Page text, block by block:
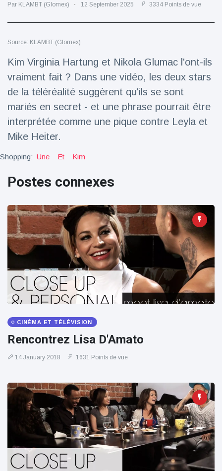
2023 Citroën
ë-C3 Reveal
Points de vue
dérivé de la
One-Off de
18 March
Lotus dévoile
première
Hyper-GT
100électrique
18 March
22
Points de vue
Par KLAMBT (Glomex) 12 September 2025 3334 Points de vue
Source: KLAMBT (Glomex)
Kim Virginia Hartung et Nikola Glumac l'ont-ils
vraiment fait ? Dans une vidéo, les deux stars
de la téléréalité suggèrent qu'ils se sont
mariés en secret - et une phrase pourrait être
interprétée comme une pique contre Leyla et
Mike Heiter.
Shopping: Une Et Kim
Postes connexes
CINÉMA ET TÉLÉVISION
Rencontrez Lisa D'Amato
14 January 2018 1631 Points de vue